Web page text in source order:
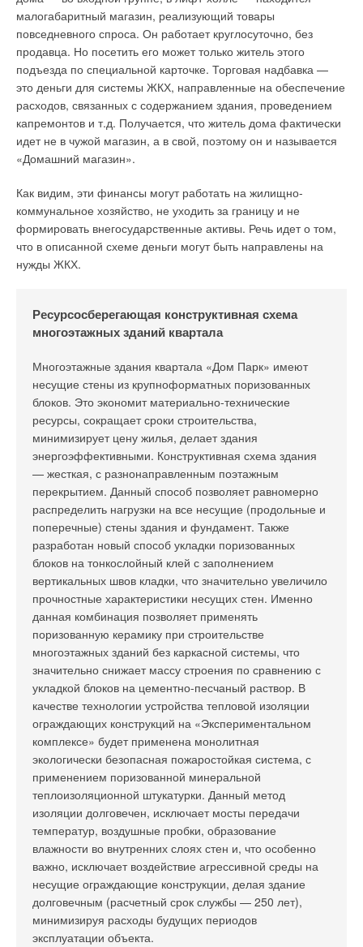
малогабаритный магазин, реализующий товары
повседневного спроса. Он работает круглосуточно, без
продавца. Но посетить его может только житель этого
подъезда по специальной карточке. Торговая надбавка —
это деньги для системы ЖКХ, направленные на обеспечение
расходов, связанных с содержанием здания, проведением
капремонтов и т.д. Получается, что житель дома фактически
идет не в чужой магазин, а в свой, поэтому он и называется
«Домашний магазин».
Как видим, эти финансы могут работать на жилищно-
коммунальное хозяйство, не уходить за границу и не
формировать внегосударственные активы. Речь идет о том,
что в описанной схеме деньги могут быть направлены на
нужды ЖКХ.
Ресурсосберегающая конструктивная схема
многоэтажных зданий квартала
Многоэтажные здания квартала «Дом Парк» имеют
несущие стены из крупноформатных поризованных
блоков. Это экономит материально-технические
ресурсы, сокращает сроки строительства,
минимизирует цену жилья, делает здания
энергоэффективными. Конструктивная схема здания
— жесткая, с разнонаправленным поэтажным
перекрытием. Данный способ позволяет равномерно
распределить нагрузки на все несущие (продольные и
поперечные) стены здания и фундамент. Также
разработан новый способ укладки поризованных
блоков на тонкослойный клей с заполнением
вертикальных швов кладки, что значительно увеличило
прочностные характеристики несущих стен. Именно
данная комбинация позволяет применять
поризованную керамику при строительстве
многоэтажных зданий без каркасной системы, что
значительно снижает массу строения по сравнению с
укладкой блоков на цементно-песчаный раствор. В
качестве технологии устройства тепловой изоляции
ограждающих конструкций на «Экспериментальном
комплексе» будет применена монолитная
экологически безопасная пожаростойкая система, с
применением поризованной минеральной
теплоизоляционной штукатурки. Данный метод
изоляции долговечен, исключает мосты передачи
температур, воздушные пробки, образование
влажности во внутренних слоях стен и, что особенно
важно, исключает воздействие агрессивной среды на
несущие ограждающие конструкции, делая здание
долговечным (расчетный срок службы — 250 лет),
минимизируя расходы будущих периодов
эксплуатации объекта.